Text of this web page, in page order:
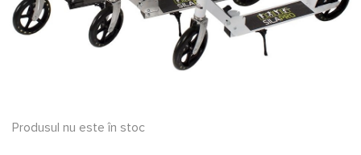
Produsul nu este în stoc